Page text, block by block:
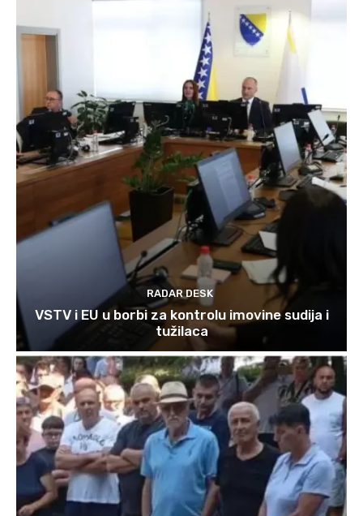
RADAR DESK
VSTV i EU u borbi za kontrolu imovine sudija i
tužilaca